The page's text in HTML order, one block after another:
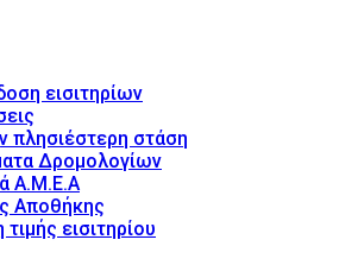
εισιτηρίων
πλησιέστερη στάση
Δρομολογίων
Α.Μ.Ε.Α
Αποθήκης
εισιτηρίου